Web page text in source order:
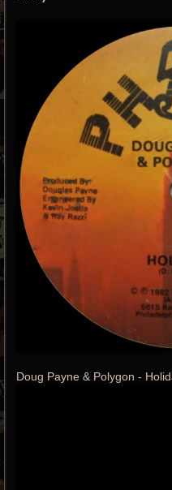
Doug Payne & Polygon -